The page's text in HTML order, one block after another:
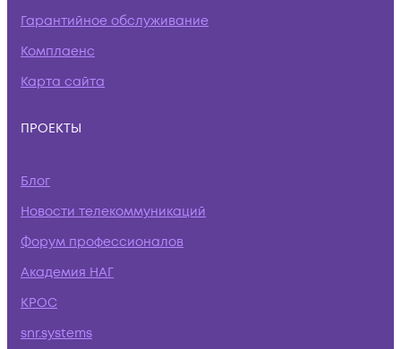
Гарантийное обслуживание
Комплаенс
Карта сайта
ПРОЕКТЫ
Блог
Новости телекоммуникаций
Форум профессионалов
Академия НАГ
КРОС
snr.systems